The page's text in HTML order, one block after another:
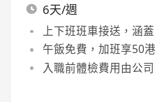
6天/週
上下班班車接送，涵
午飯免費，加班享50
入職前體檢費用由公